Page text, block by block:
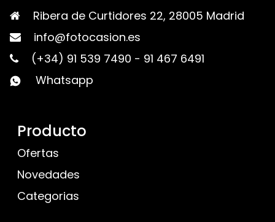
Ribera de Curtidores 22, 28005 Madrid
info@fotocasion.es
(+34) 91 539 7490 - 91 467 6491
Whatsapp
Producto
Ofertas
Novedades
Categorias